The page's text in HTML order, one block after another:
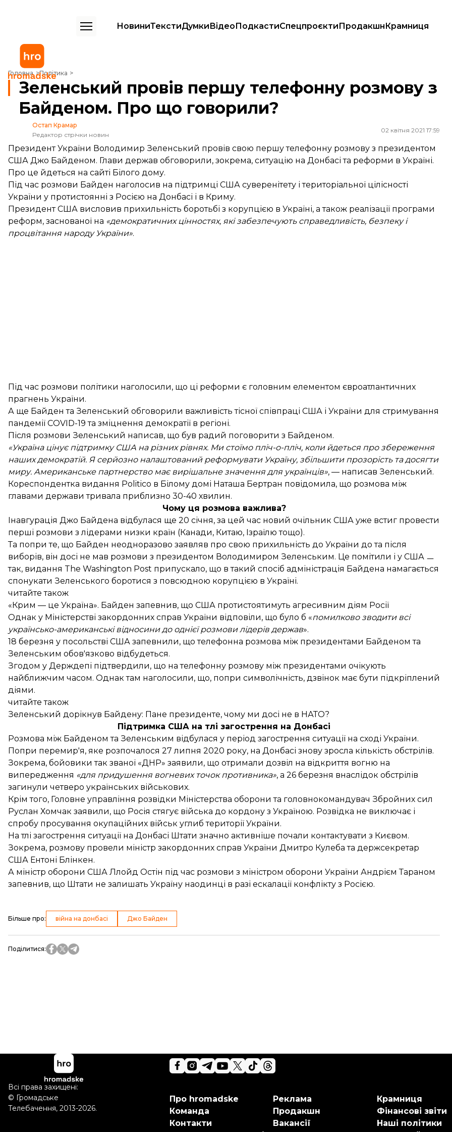
НовиниТекстиДумкиВідеоПодкастиСпецпроєктиПродакшнКрамниця
Головна Політика
Зеленський провів першу телефонну розмову з Байденом. Про що говорили?
Зеленський провів першу телефонну розмову з
Байденом. Про що говорили?
Остап Крамар
Редактор стрічки новин
02 квітня 2021 17:59
Президент України Володимир Зеленський провів свою першу телефонну розмову з президентом
США Джо Байденом. Глави держав обговорили, зокрема, ситуацію на Донбасі та реформи в Україні.
Про це йдеться на сайті Білого дому.
Під час розмови Байден наголосив на підтримці США суверенітету і територіальної цілісності
України у протистоянні з Росією на Донбасі і в Криму.
Президент США висловив прихильність боротьбі з корупцією в Україні, а також реалізації програми
реформ, заснованої на «демократичних цінностях, які забезпечують справедливість, безпеку і
процвітання народу України».
Під час розмови політики наголосили, що ці реформи є головним елементом євроатлантичних
прагнень України.
А ще Байден та Зеленський обговорили важливість тісної співпраці США і України для стримування
пандемії COVID-19 та зміцнення демократії в регіоні.
Після розмови Зеленський написав, що був радий поговорити з Байденом.
«Україна цінує підтримку США на різних рівнях. Ми стоїмо пліч-о-пліч, коли йдеться про збереження
наших демократій. Я серйозно налаштований реформувати Україну, збільшити прозорість та досягти
миру. Американське партнерство має вирішальне значення для українців», — написав Зеленський.
Кореспондентка видання Politico в Білому домі Наташа Бертран повідомила, що розмова між
главами держави тривала приблизно 30-40 хвилин.
Чому ця розмова важлива?
Інавгурація Джо Байдена відбулася ще 20 січня, за цей час новий очільник США уже встиг провести
перші розмови з лідерами низки країн (Канади, Китаю, Ізраїлю тощо).
Та попри те, що Байден неодноразово заявляв про свою прихильність до України до та після
виборів, він досі не мав розмови з президентом Володимиром Зеленським. Це помітили і у США ㅡ
так, видання The Washington Post припускало, що в такий спосіб адміністрація Байдена намагається
спонукати Зеленського боротися з повсюдною корупцією в Україні.
читайте також
«Крим — це Україна». Байден запевнив, що США протистоятимуть агресивним діям Росії
Однак у Міністерстві закордонних справ України відповіли, що було б «помилково зводити всі
українсько-американські відносини до однієї розмови лідерів держав».
18 березня у посольстві США запевнили, що телефонна розмова між президентами Байденом та
Зеленським обов'язково відбудеться.
Згодом у Держдепі підтвердили, що на телефонну розмову між президентами очікують
найближчим часом. Однак там наголосили, що, попри символічність, дзвінок має бути підкріплений
діями.
читайте також
Зеленський дорікнув Байдену: Пане президенте, чому ми досі не в НАТО?
Підтримка США на тлі загострення на Донбасі
Розмова між Байденом та Зеленським відбулася у період загострення ситуації на сході України.
Попри перемир'я, яке розпочалося 27 липня 2020 року, на Донбасі знову зросла кількість обстрілів.
Зокрема, бойовики так званої «ДНР» заявили, що отримали дозвіл на відкриття вогню на
випередження «для придушення вогневих точок противника», а 26 березня внаслідок обстрілів
загинули четверо українських військових.
Крім того, Головне управління розвідки Міністерства оборони та головнокомандувач Збройних сил
Руслан Хомчак заявили, що Росія стягує війська до кордону з Україною. Розвідка не виключає і
спробу просування окупаційних військ углиб території України.
На тлі загострення ситуації на Донбасі Штати значно активніше почали контактувати з Києвом.
Зокрема, розмову провели міністр закордонних справ України Дмитро Кулеба та держсекретар
США Ентоні Блінкен.
А міністр оборони США Ллойд Остін під час розмови з міністром оборони України Андрієм Тараном
запевнив, що Штати не залишать Україну наодинці в разі ескалації конфлікту з Росією.
Більше про: війна на донбасі Джо Байден
Поділитися:
Про hromadske
Команда
Контакти
Реклама
Продакшн
Вакансії
Крамниця
Фінансові звіти
Наші політики
Всі права захищені:
© Громадське
Телебачення, 2013-2026.